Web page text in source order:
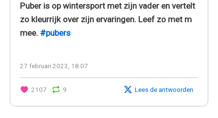
Puber is op wintersport met zijn vader en vertelt
zo kleurrijk over zijn ervaringen. Leef zo met m
mee. #pubers
27 februari 2023, 18:07
2107 9 Lees de antwoorden